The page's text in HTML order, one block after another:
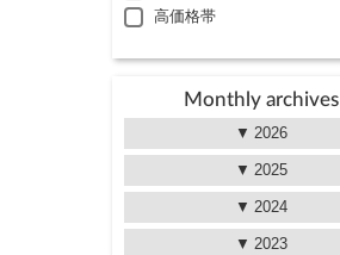
高価格帯
Monthly archives
2026
2025
2024
2023